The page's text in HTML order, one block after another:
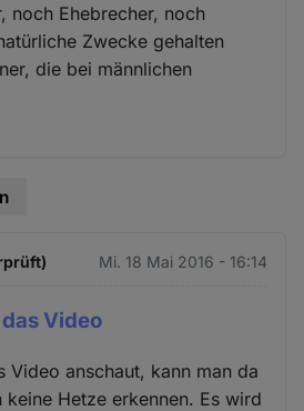
noch Ehebrecher, noch
Zwecke gehalten
die bei männlichen
Mi. 18 Mai 2016 - 16:14
Video
Video anschaut, kann man da
keine Hetze erkennen. Es wird